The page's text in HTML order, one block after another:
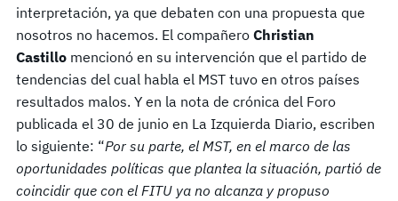
interpretación, ya que debaten con una propuesta que
nosotros no hacemos. El compañero Christian
Castillo mencionó en su intervención que el partido de
tendencias del cual habla el MST tuvo en otros países
resultados malos. Y en la nota de crónica del Foro
publicada el 30 de junio en La Izquierda Diario, escriben
lo siguiente: “Por su parte, el MST, en el marco de las
oportunidades políticas que plantea la situación, partió de
coincidir que con el FITU ya no alcanza y propuso